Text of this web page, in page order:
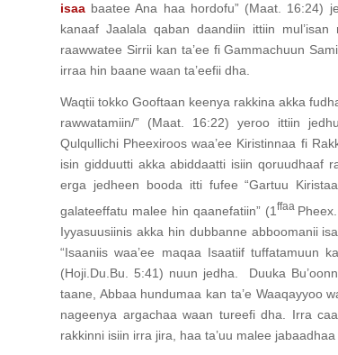
isaa baatee Ana haa hordofu” (Maat. 16:24)
kanaaf Jaalala qaban daandiin ittiin
raawwatee Sirrii kan ta’ee fi Gammachuun
irraa hin baane waan ta’eefii dha.
Waqtii tokko Gooftaan keenya rakkina akka
rawwatamiin/” (Maat. 16:22) yeroo ittiin
Qulqullichi Pheexiroos waa’ee Kiristinnaa fi
isin gidduutti akka abiddaatti isiin qoruudhaaf
erga jedheen booda itti fufee “Gartuu
galateeffatu malee hin qaanefatiin” (1 ffaa
Iyyasuusiinis akka hin dubbanne abboomanii
“Isaaniis waa’ee maqaa Isaatiif tuffatamuun
(Hoji.Du.Bu. 5:41) nuun jedha. Duuka
taane, Abbaa hundumaa kan ta’e Waaqayyoo
nageenya argachaa waan tureefi dha. Irra
rakkinni isiin irra jira, haa ta’uu malee